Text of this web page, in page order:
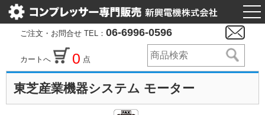
ご注文・お問合せ TEL： 06-6996-0596
カートへ 0 点
東芝産業機器システム モーター